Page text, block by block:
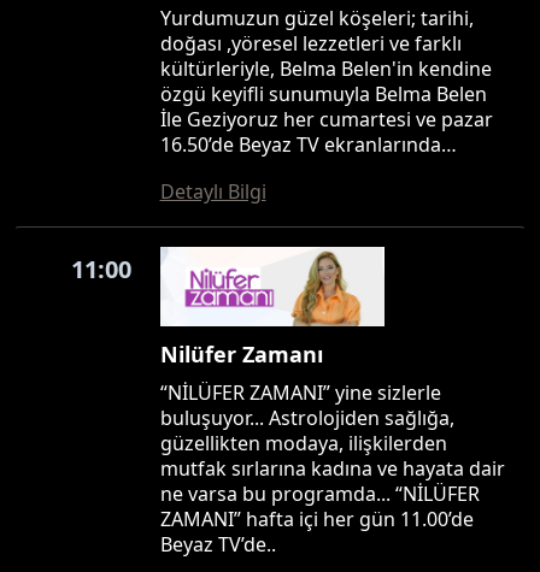
Yurdumuzun güzel köşeleri; tarihi,
doğası ,yöresel lezzetleri ve farklı
kültürleriyle, Belma Belen'in kendine
özgü keyifli sunumuyla Belma Belen
İle Geziyoruz her cumartesi ve pazar
16.50’de Beyaz TV ekranlarında…
Detaylı Bilgi
11:00
Nilüfer Zamanı
“NİLÜFER ZAMANI” yine sizlerle
buluşuyor... Astrolojiden sağlığa,
güzellikten modaya, ilişkilerden
mutfak sırlarına kadına ve hayata dair
ne varsa bu programda... “NİLÜFER
ZAMANI” hafta içi her gün 11.00’de
Beyaz TV’de..